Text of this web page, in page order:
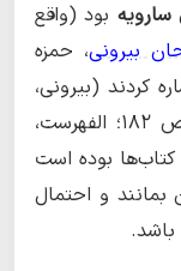
سارویه بود (واقع
بیرونی، حمزه
کردند (بیرونی،
۱۳۸۹: ص ۳۵؛ حمزه اصفهانی، ۱۳۴۶: ص ۱۸۲؛ الفهرست،
کتاب‌ها بوده است
بمانند و احتمال
باشد.